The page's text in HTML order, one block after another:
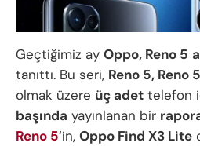
Geçtiğimiz ay Oppo, Reno 5
tanıttı. Bu seri, Reno 5, Reno
olmak üzere üç adet telefon
başında yayınlanan bir
Reno 5‘in, Oppo Find X3 Lite